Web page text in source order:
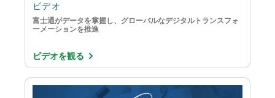
組み込み型アナリティクス
ビデオ
富士通がデータを掌握し、グローバルなデジタルトランスフォ
ーメーションを推進
ビデオを観る